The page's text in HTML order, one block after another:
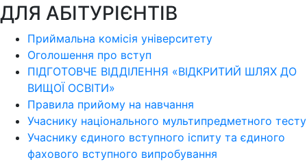
ДЛЯ АБІТУРІЄНТІВ
Приймальна комісія університету
Оголошення про вступ
ПІДГОТОВЧЕ ВІДДІЛЕННЯ «ВІДКРИТИЙ ШЛЯХ ДО
ВИЩОЇ ОСВІТИ»
Правила прийому на навчання
Учаснику національного мультипредметного тесту
Учаснику єдиного вступного іспиту та єдиного
фахового вступного випробування